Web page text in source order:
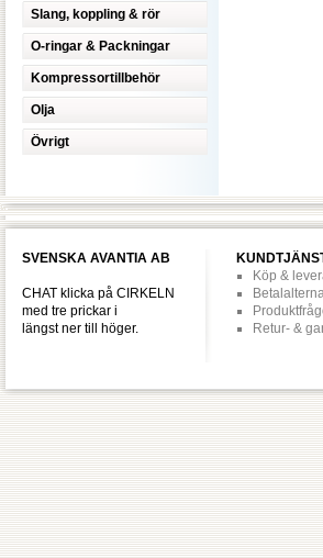
Slang, koppling & rör
O-ringar & Packningar
Kompressortillbehör
Olja
Övrigt
SVENSKA AVANTIA AB
CHAT klicka på CIRKELN
med tre prickar i
längst ner till höger.
Köp &
Retur- &